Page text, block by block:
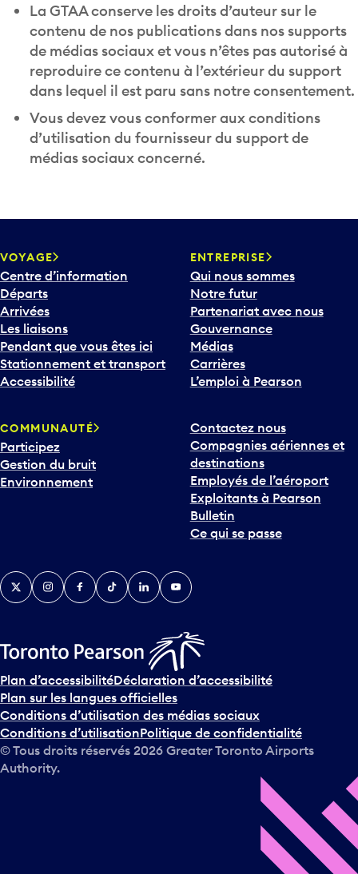
La GTAA conserve les droits d’auteur sur le
contenu de nos publications dans nos supports
de médias sociaux et vous n’êtes pas autorisé à
reproduire ce contenu à l’extérieur du support
dans lequel il est paru sans notre consentement.
Vous devez vous conformer aux conditions
d’utilisation du fournisseur du support de
médias sociaux concerné.
VOYAGE
Centre d’information
Départs
Arrivées
Les liaisons
Pendant que vous êtes ici
Stationnement et transport
Accessibilité
ENTREPRISE
Qui nous sommes
Notre futur
Partenariat avec nous
Gouvernance
Médias
Carrières
L’emploi à Pearson
COMMUNAUTÉ
Participez
Gestion du bruit
Environnement
Contactez nous
Compagnies aériennes et
destinations
Employés de l’aéroport
Exploitants à Pearson
Bulletin
Ce qui se passe
TwitterInstagramFacebook
TikTokLinkedInYouTube
Plan d’accessibilitéDéclaration d’accessibilité
Plan sur les langues officielles
Conditions d’utilisation des médias sociaux
Conditions d’utilisationPolitique de confidentialité
© Tous droits réservés 2026 Greater Toronto Airports
Authority.